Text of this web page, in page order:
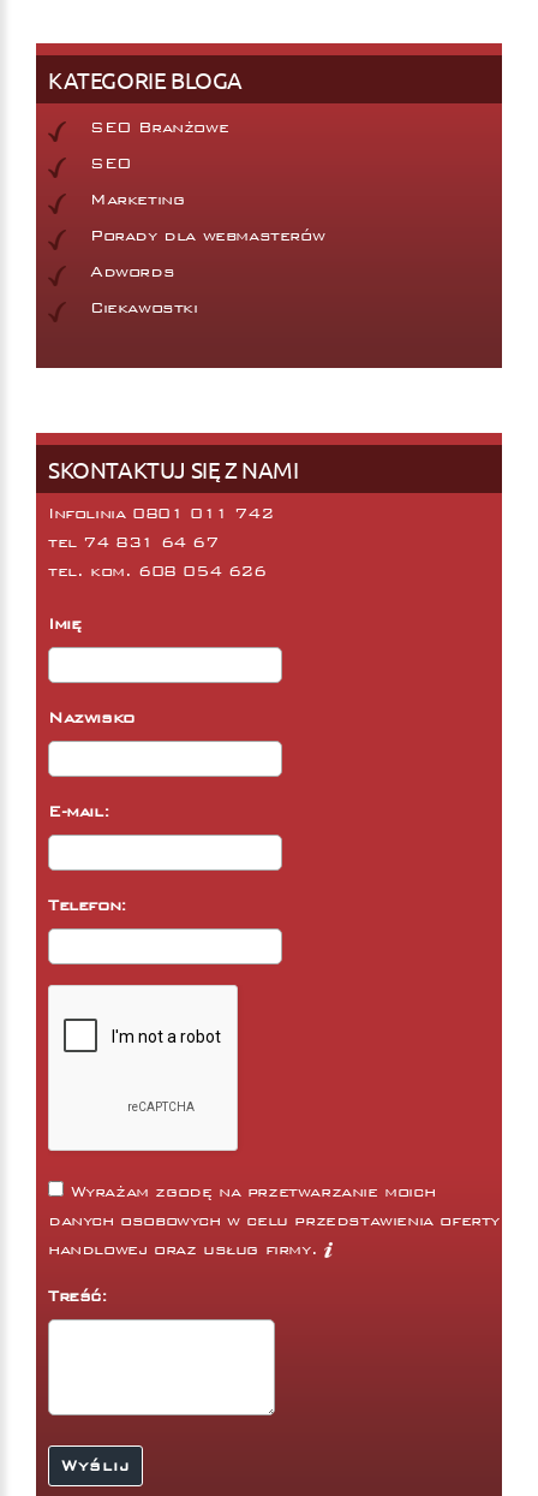
KATEGORIE BLOGA
SEO Branżowe
SEO
Marketing
Porady dla webmasterów
Adwords
Ciekawostki
SKONTAKTUJ SIĘ Z NAMI
Infolinia 0801 011 742
tel 74 831 64 67
tel. kom. 608 054 626
Imię
Nazwisko
E-mail:
Telefon:
Wyrażam zgodę na przetwarzanie moich
danych osobowych w celu przedstawienia oferty
handlowej oraz usług firmy.
Treść: